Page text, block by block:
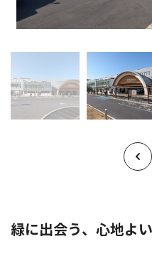
緑に出会う、心地よ